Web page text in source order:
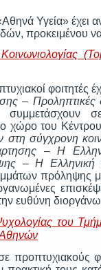
Υγεία» έχει
προκειμένου να
– Προληπτικές
συμμετάσχουν
χώρο του
σύγχρονη
– Η
– Η Ελληνική
πρόληψης
ευθύνη
του
σε